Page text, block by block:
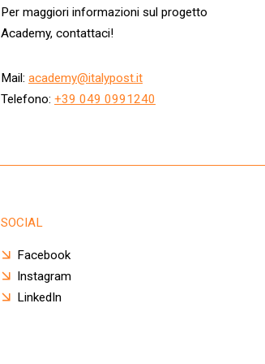
Per maggiori informazioni sul progetto
Academy, contattaci!
Mail: academy@italypost.it
Telefono: +39 049 0991240
SOCIAL
Facebook
Instagram
LinkedIn